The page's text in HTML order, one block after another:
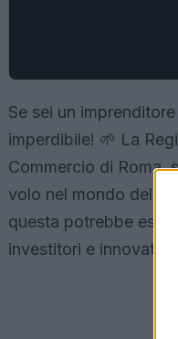
Se sei un
imperdibile! 🌱 La
Commercio di Roma,
volo nel mondo della
questa potrebbe
investitori e innovatori!